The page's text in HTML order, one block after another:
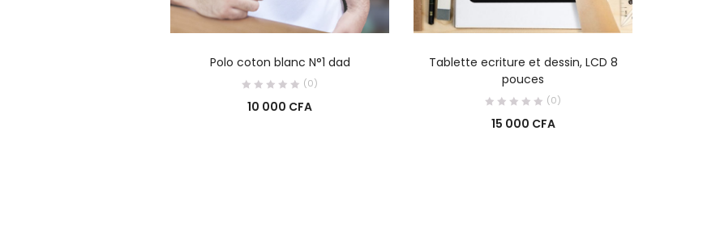
Polo coton blanc N°1 dad
(0)
10 000 CFA
Tablette ecriture et dessin, LCD 8
pouces
(0)
15 000 CFA